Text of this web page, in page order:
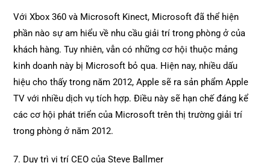
Với Xbox 360 và Microsoft Kinect, Microsoft đã thể hiện
phần nào sự am hiểu về nhu cầu giải trí trong phòng ở của
khách hàng. Tuy nhiên, vẫn có những cơ hội thuộc mảng
kinh doanh này bị Microsoft bỏ qua. Hiện nay, nhiều dấu
hiệu cho thấy trong năm 2012, Apple sẽ ra sản phẩm Apple
TV với nhiều dịch vụ tích hợp. Điều này sẽ hạn chế đáng kể
các cơ hội phát triển của Microsoft trên thị trường giải trí
trong phòng ở năm 2012.
7. Duy trì vị trí CEO của Steve Ballmer